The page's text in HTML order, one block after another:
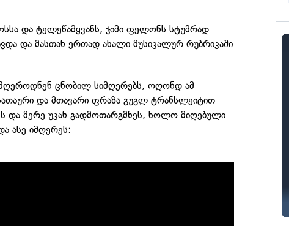
და ტელეწამყვანს, ჯიმი ფელონს სტუმრად
და მასთან ერთად ახალი მუსიკალურ რუბრიკაში
მღეროდნენ ცნობილ სიმღერებს, ოღონდ ამ
და მთავარი ფრაზა გუგლ ტრანსლეიტით
და მერე უკან გადმოთარგმნეს, ხოლო მიღებული
ასე იმღერეს: